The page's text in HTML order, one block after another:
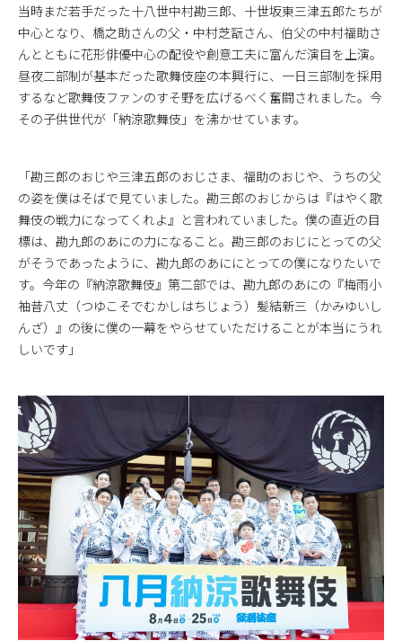
当時まだ若手だった十八世中村勘三郎、十世坂東三津五郎たちが
中心となり、橋之助さんの父・中村芝翫さん、伯父の中村福助さ
んとともに花形俳優中心の配役や創意工夫に富んだ演目を上演。
昼夜二部制が基本だった歌舞伎座の本興行に、一日三部制を採用
するなど歌舞伎ファンのすそ野を広げるべく奮闘されました。今
その子供世代が「納涼歌舞伎」を沸かせています。
「勘三郎のおじや三津五郎のおじさま、福助のおじや、うちの父
の姿を僕はそばで見ていました。勘三郎のおじからは『はやく歌
舞伎の戦力になってくれよ』と言われていました。僕の直近の目
標は、勘九郎のあにの力になること。勘三郎のおじにとっての父
がそうであったように、勘九郎のあににとっての僕になりたいで
す。今年の『納涼歌舞伎』第二部では、勘九郎のあにの『梅雨小
袖昔八丈（つゆこそでむかしはちじょう）髪結新三（かみゆいし
んざ）』の後に僕の一幕をやらせていただけることが本当にうれ
しいです」